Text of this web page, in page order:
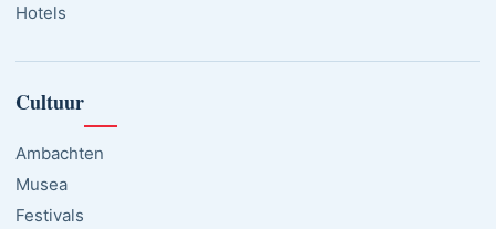
Hotels
Cultuur
Ambachten
Musea
Festivals